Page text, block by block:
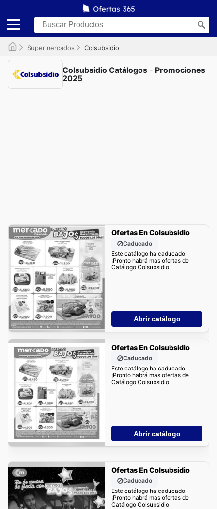
Supermercados Colsubsidio
Colsubsidio Catálogos - Promociones
2025
Ofertas En Colsubsidio
Caducado
Este catálogo ha caducado.
¡Pronto habrá mas ofertas de
Catálogo Colsubsidio!
Abrir catálogo
Ofertas En Colsubsidio
Caducado
Este catálogo ha caducado.
¡Pronto habrá mas ofertas de
Catálogo Colsubsidio!
Abrir catálogo
Ofertas En Colsubsidio
Caducado
Este catálogo ha caducado.
¡Pronto habrá mas ofertas de
Catálogo Colsubsidio!